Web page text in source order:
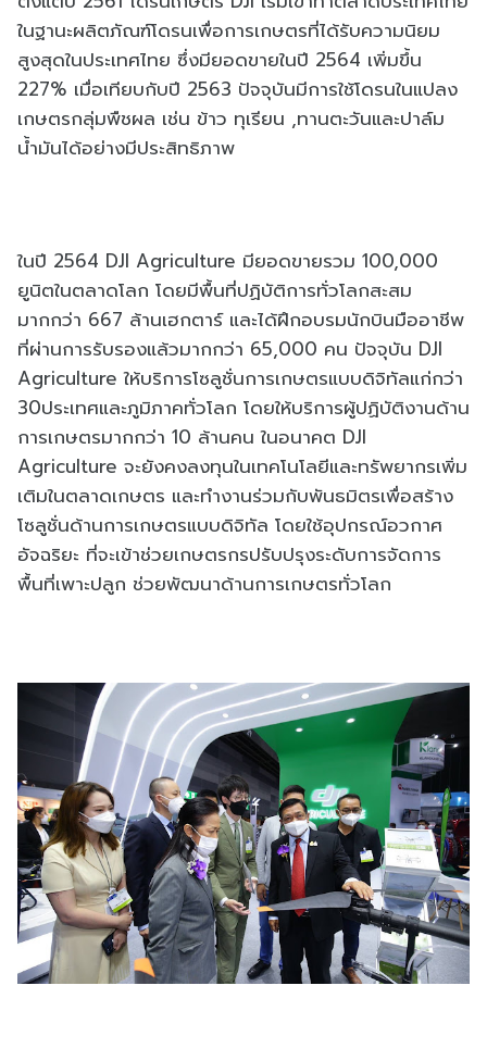
ในฐานะผลิตภัณฑ์โดรนเพื่อการเกษตรที่ได้รับความนิยม
สูงสุดในประเทศไทย ซึ่งมียอดขายในปี 2564 เพิ่มขึ้น
227% เมื่อเทียบกับปี 2563 ปัจจุบันมีการใช้โดรนในแปลง
เกษตรกลุ่มพืชผล เช่น ข้าว ทุเรียน ,ทานตะวันและปาล์ม
น้ำมันได้อย่างมีประสิทธิภาพ
ในปี 2564 DJI Agriculture มียอดขายรวม 100,000
ยูนิตในตลาดโลก โดยมีพื้นที่ปฏิบัติการทั่วโลกสะสม
มากกว่า 667 ล้านเฮกตาร์ และได้ฝึกอบรมนักบินมืออาชีพ
ที่ผ่านการรับรองแล้วมากกว่า 65,000 คน ปัจจุบัน DJI
Agriculture ให้บริการโซลูชั่นการเกษตรแบบดิจิทัลแก่กว่า
30ประเทศและภูมิภาคทั่วโลก โดยให้บริการผู้ปฏิบัติงานด้าน
การเกษตรมากกว่า 10 ล้านคน ในอนาคต DJI
Agriculture จะยังคงลงทุนในเทคโนโลยีและทรัพยากรเพิ่ม
เติมในตลาดเกษตร และทำงานร่วมกับพันธมิตรเพื่อสร้าง
โซลูชั่นด้านการเกษตรแบบดิจิทัล โดยใช้อุปกรณ์อวกาศ
อัจฉริยะ ที่จะเข้าช่วยเกษตรกรปรับปรุงระดับการจัดการ
พื้นที่เพาะปลูก ช่วยพัฒนาด้านการเกษตรทั่วโลก